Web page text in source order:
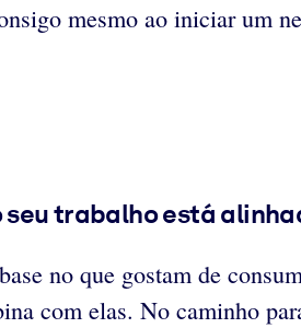
mesmo ao iniciar um
trabalho está
no que gostam de
com elas. No caminho